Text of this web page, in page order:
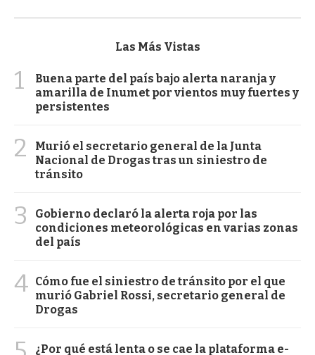
Las Más Vistas
1
Buena parte del país bajo alerta naranja y
amarilla de Inumet por vientos muy fuertes y
persistentes
2
Murió el secretario general de la Junta
Nacional de Drogas tras un siniestro de
tránsito
3
Gobierno declaró la alerta roja por las
condiciones meteorológicas en varias zonas
del país
4 Cómo fue el siniestro de tránsito por el que
murió Gabriel Rossi, secretario general de
Drogas
¿Por qué está lenta o se cae la plataforma e-